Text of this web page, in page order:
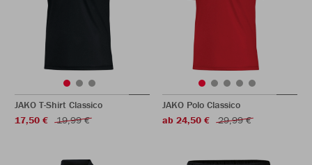
JAKO T-Shirt Classico
17,50 €
19,99 €
JAKO Polo Classico
ab 24,50 €
29,99 €